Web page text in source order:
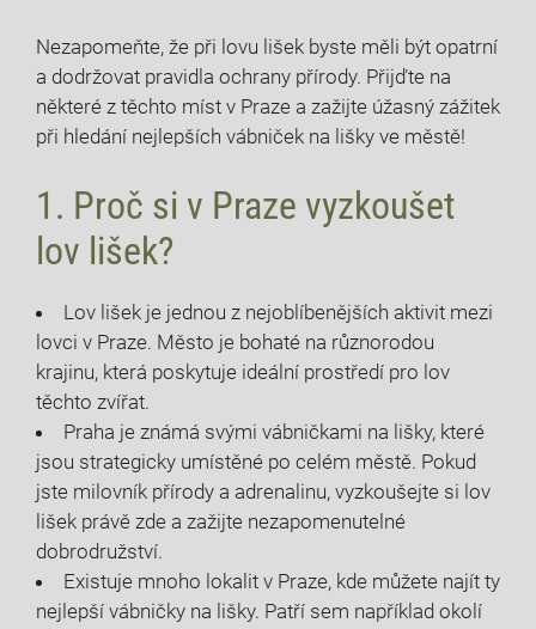
Nezapomeňte, že při lovu lišek byste měli být opatrní
a dodržovat pravidla ochrany přírody. Přijďte na
některé z těchto míst v Praze a zažijte úžasný zážitek
při hledání nejlepších vábniček na lišky ve městě!
1. Proč si v Praze vyzkoušet
lov lišek?
Lov lišek je jednou z nejoblíbenějších aktivit mezi
lovci v Praze. Město je bohaté na různorodou
krajinu, která poskytuje ideální prostředí pro lov
těchto zvířat.
Praha je známá svými vábničkami na lišky, které
jsou strategicky umístěné po celém městě. Pokud
jste milovník přírody a adrenalinu, vyzkoušejte si lov
lišek právě zde a zažijte nezapomenutelné
dobrodružství.
Existuje mnoho lokalit v Praze, kde můžete najít ty
nejlepší vábničky na lišky. Patří sem například okolí